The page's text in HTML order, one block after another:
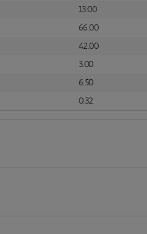
13.00
66.00
42.00
3.00
6.50
0.32